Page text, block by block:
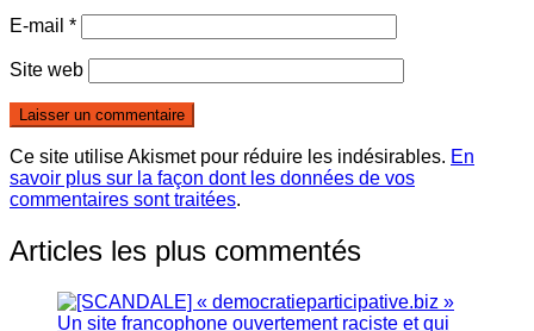
E-mail *
Site web
Ce site utilise Akismet pour réduire les indésirables. En
savoir plus sur la façon dont les données de vos
commentaires sont traitées.
Articles les plus commentés